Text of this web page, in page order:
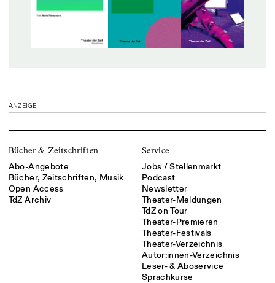
ANZEIGE
Bücher & Zeitschriften
Abo-Angebote
Bücher, Zeitschriften, Musik
Open Access
TdZ Archiv
Service
Jobs / Stellenmarkt
Podcast
Newsletter
Theater-Meldungen
TdZ on Tour
Theater-Premieren
Theater-Festivals
Theater-Verzeichnis
Autor:innen-Verzeichnis
Leser- & Aboservice
Sprachkurse